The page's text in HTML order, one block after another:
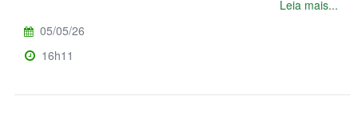
Leia mais...
05/05/26
16h11